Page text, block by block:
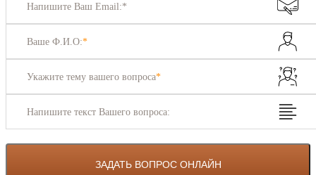
Напишите Ваш Email:*
Ваше Ф.И.О:*
Укажите тему вашего вопроса*
Напишите текст Вашего вопроса: